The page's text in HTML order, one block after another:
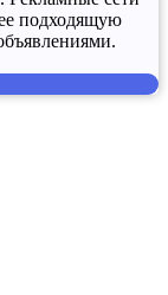
подходящую